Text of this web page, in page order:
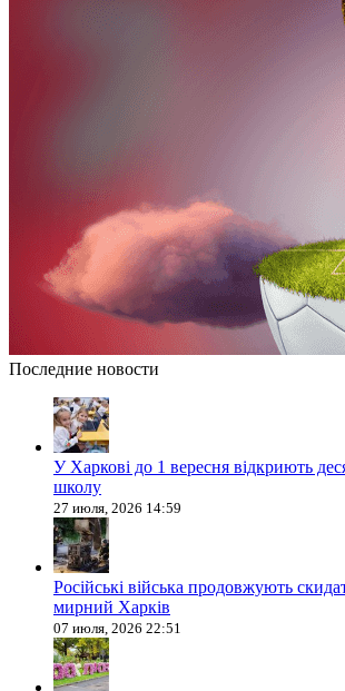
Последние новости
У Харкові до 1 вересня відкриють
школу
27 июля, 2026 14:59
Російські війська продовжують
мирний Харків
07 июля, 2026 22:51